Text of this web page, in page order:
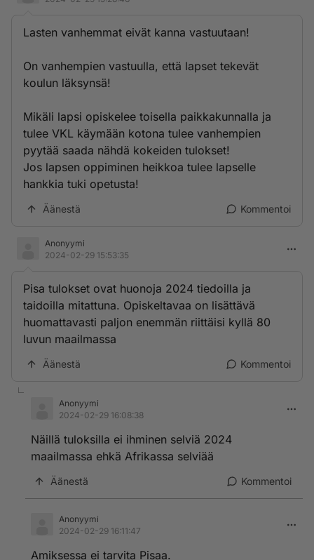
Lasten vanhemmat eivät kanna vastuutaan!
On vanhempien vastuulla, että lapset tekevät
koulun läksynsä!
Mikäli lapsi opiskelee toisella paikkakunnalla ja
tulee VKL käymään kotona tulee vanhempien
pyytää saada nähdä kokeiden tulokset!
Jos lapsen oppiminen heikkoa tulee lapselle
hankkia tuki opetusta!
Äänestä Kommentoi
Anonyymi
2024-02-29 15:53:35
Pisa tulokset ovat huonoja 2024 tiedoilla ja
taidoilla mitattuna. Opiskeltavaa on lisättävä
huomattavasti paljon enemmän riittäisi kyllä 80
luvun maailmassa
Äänestä Kommentoi
Anonyymi
2024-02-29 16:08:38
Näillä tuloksilla ei ihminen selviä 2024
maailmassa ehkä Afrikassa selviää
Äänestä Kommentoi
Anonyymi
2024-02-29 16:11:47
Amiksessa ei tarvita Pisaa.